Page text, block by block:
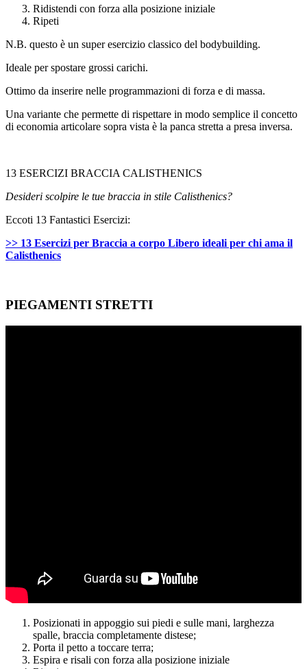
Ridistendi con forza alla posizione iniziale
Ripeti
N.B. questo è un super esercizio classico del bodybuilding.
Ideale per spostare grossi carichi.
Ottimo da inserire nelle programmazioni di forza e di massa.
Una variante che permette di rispettare in modo semplice il concetto
di economia articolare sopra vista è la panca stretta a presa inversa.
13 ESERCIZI BRACCIA CALISTHENICS
Desideri scolpire le tue braccia in stile Calisthenics?
Eccoti 13 Fantastici Esercizi:
>> 13 Esercizi per Braccia a corpo Libero ideali per chi ama il
Calisthenics
PIEGAMENTI STRETTI
Posizionati in appoggio sui piedi e sulle mani, larghezza
spalle, braccia completamente distese;
Porta il petto a toccare terra;
Espira e risali con forza alla posizione iniziale